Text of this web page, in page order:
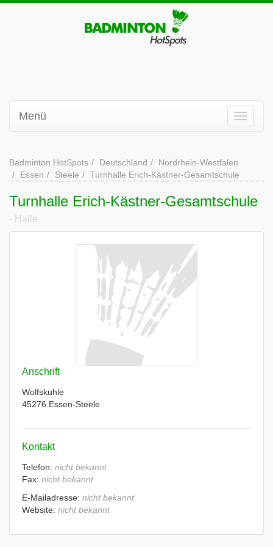
Menü
Badminton HotSpots Deutschland
Nordrhein-Westfalen
Essen
Steele Turnhalle Erich-Kästner-Gesamtschule
Turnhalle Erich-Kästner-Gesamtschule
- Halle
Anschrift
Wolfskuhle
45276 Essen-Steele
Kontakt
Telefon: nicht bekannt
Fax: nicht bekannt
E-Mailadresse: nicht bekannt
Website: nicht bekannt